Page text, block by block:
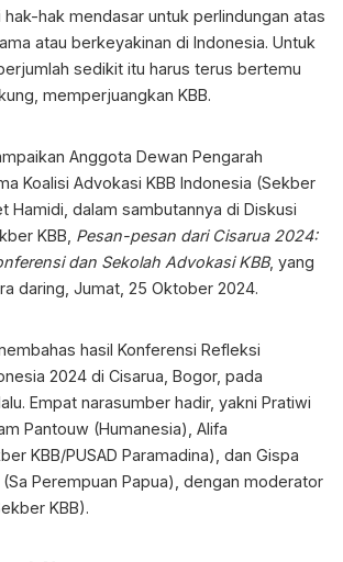
hak mendasar untuk perlindungan atas
atau berkeyakinan di Indonesia. Untuk
sedikit itu harus terus bertemu
memperjuangkan KBB.
Anggota Dewan Pengarah
Koalisi Advokasi KBB Indonesia (Sekber
Hamidi, dalam sambutannya di Diskusi
KBB, Pesan-pesan dari Cisarua 2024:
dan Sekolah Advokasi KBB, yang
daring, Jumat, 25 Oktober 2024.
hasil Konferensi Refleksi
2024 di Cisarua, Bogor, pada
Empat narasumber hadir, yakni Pratiwi
Pantouw (Humanesia), Alifa
KBB/PUSAD Paramadina), dan Gispa
(Sa Perempuan Papua), dengan moderator
KBB).